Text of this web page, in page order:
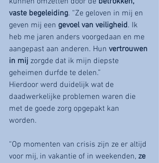
vaste begeleiding. “Ze geloven in mij en
geven mij een gevoel van veiligheid. Ik
heb me jaren anders voorgedaan en me
aangepast aan anderen. Hun vertrouwen
in mij zorgde dat ik mijn diepste
geheimen durfde te delen.”
Hierdoor werd duidelijk wat de
daadwerkelijke problemen waren die
met de goede zorg opgepakt kan
worden.
“Op momenten van crisis zijn ze er altijd
voor mij, in vakantie of in weekenden, ze